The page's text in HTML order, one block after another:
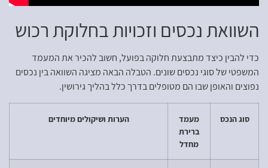
השוואת נכסים וזכויות בחלוקת רכוש
כדי להבין כיצד מתבצעת חלוקה בפועל, חשוב להכיר את המעמד
המשפטי של סוגי נכסים שונים. הטבלה הבאה מציגה השוואה בין נכסים
נפוצים והאופן שבו הם מטופלים בדרך כלל בהליך גירושין.
סוג הנכס
מעמד
ברירת
מחדל
הערות ושיקולים מיוחדים